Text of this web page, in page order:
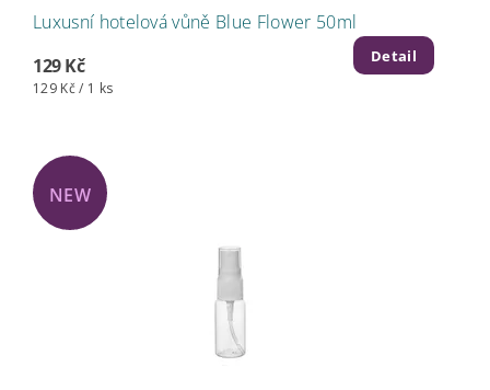
Luxusní hotelová vůně Blue Flower 50ml
129 Kč
129 Kč / 1 ks
Detail
NEW